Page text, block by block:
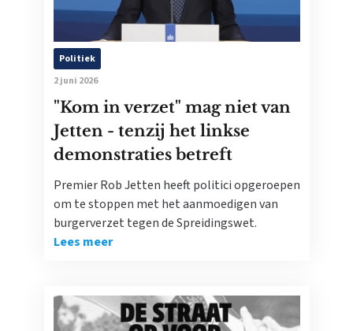
Politiek
2 juni 2026
"Kom in verzet" mag niet van
Jetten - tenzij het linkse
demonstraties betreft
Premier Rob Jetten heeft politici opgeroepen
om te stoppen met het aanmoedigen van
burgerverzet tegen de Spreidingswet.
Lees meer